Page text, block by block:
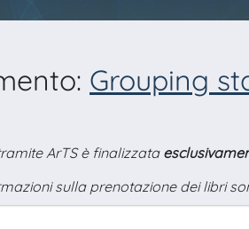
Grouping
ArTS è finalizzata
sulla prenotazione dei libri